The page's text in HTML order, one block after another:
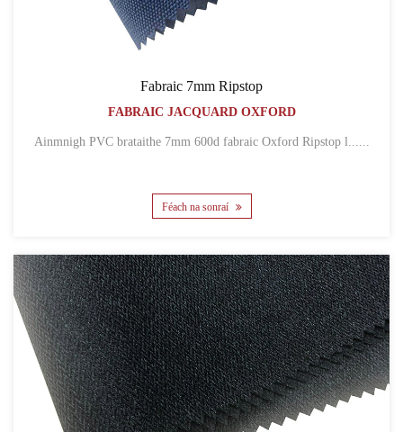
Fabraic 7mm Ripstop
FABRAIC JACQUARD OXFORD
Ainmnigh PVC brataithe 7mm 600d fabraic Oxford Ripstop l......
Féach na sonraí